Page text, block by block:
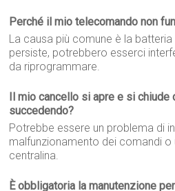
Perché il mio telecomando non
La causa più comune è la
persiste, potrebbero esserci
da riprogrammare.
Il mio cancello si apre e si
succedendo?
Potrebbe essere un problema di
malfunzionamento dei comandi
centralina.
È obbligatoria la manutenzione